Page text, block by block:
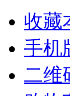
收藏
手机
二维